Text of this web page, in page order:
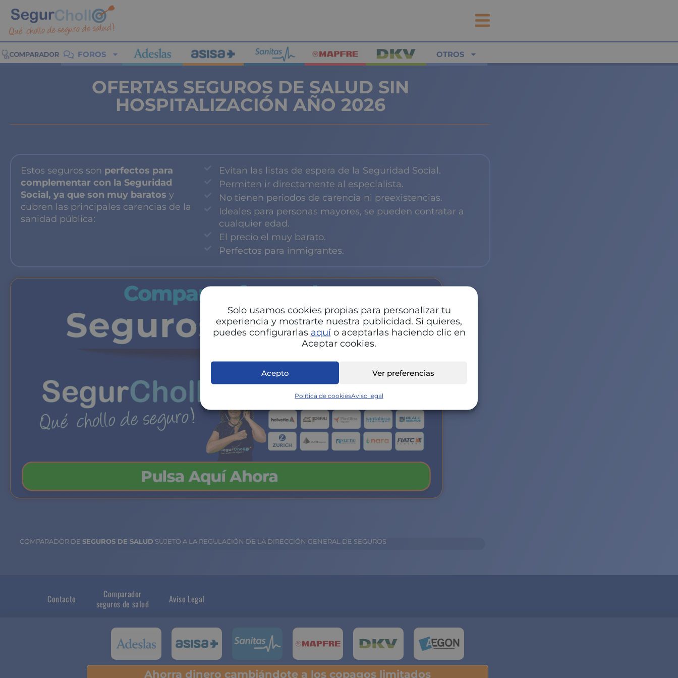
Solo usamos cookies propias para personalizar tu
experiencia y mostrarte nuestra publicidad. Si quieres,
puedes configurarlas aquío aceptarlas haciendo clic en
Aceptar cookies.
Acepto Ver preferencias
Política de cookiesAviso legal
FOROS OTROS
OFERTAS SEGUROS DE SALUD SIN
HOSPITALIZACIÓN AÑO 2026
Estos seguros son perfectos para
complementar con la Seguridad
Social, ya que son muy baratos y
cubren las principales carencias de la
sanidad pública:
Evitan las listas de espera de la Seguridad Social.
Permiten ir directamente al especialista.
No tienen periodos de carencia ni preexistencias.
Ideales para personas mayores, se pueden contratar a
cualquier edad.
El precio el muy barato.
Perfectos para inmigrantes.
COMPARADOR DESEGUROS DE SALUD SUJETO A LA REGULACIÓN DE LA DIRECCIÓN GENERAL DE SEGUROS
Contacto
Comparador
seguros de salud
Aviso Legal
Ahorra dinero cambiándote a los copagos limitados